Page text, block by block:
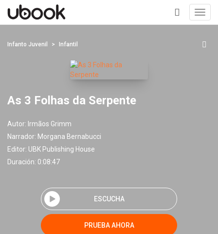
+
Infanto Juvenil Infantil
As 3 Folhas da Serpente
Autor: Irmãos Grimm
Narrador: Morgana Bernabucci
Editor: UBK Publishing House
Duración: 0:08:47
ESCUCHA
PRUEBA AHORA